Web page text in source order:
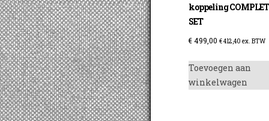
koppeling
SET
€499,00 €412,40 ex. BTW
Toevoegen aan
winkelwagen